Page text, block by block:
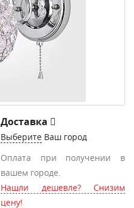
Доставка
Выберите Ваш город
Оплата при получении в
вашем городе.
Нашли дешевле? Снизим
цену!